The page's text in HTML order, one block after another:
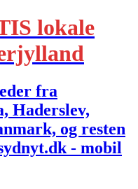
lokale
fra
Haderslev,
og resten
- mobil